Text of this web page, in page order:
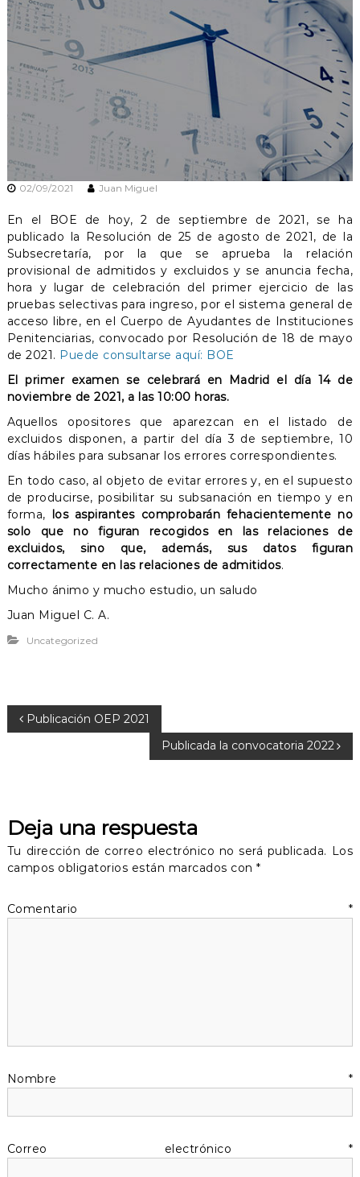
e
s
02/09/2021 Juan Miguel
En el BOE de hoy, 2 de septiembre de 2021, se ha
publicado la Resolución de 25 de agosto de 2021, de la
Subsecretaría, por la que se aprueba la relación
provisional de admitidos y excluidos y se anuncia fecha,
hora y lugar de celebración del primer ejercicio de las
pruebas selectivas para ingreso, por el sistema general de
acceso libre, en el Cuerpo de Ayudantes de Instituciones
Penitenciarias, convocado por Resolución de 18 de mayo
de 2021. Puede consultarse aquí: BOE
El primer examen se celebrará en Madrid el día 14 de
noviembre de 2021, a las 10:00 horas.
Aquellos opositores que aparezcan en el listado de
excluidos disponen, a partir del día 3 de septiembre, 10
días hábiles para subsanar los errores correspondientes.
En todo caso, al objeto de evitar errores y, en el supuesto
de producirse, posibilitar su subsanación en tiempo y en
forma, los aspirantes comprobarán fehacientemente no
solo que no figuran recogidos en las relaciones de
excluidos, sino que, además, sus datos figuran
correctamente en las relaciones de admitidos.
Mucho ánimo y mucho estudio, un saludo
Juan Miguel C. A.
Uncategorized
N
e
g
a
n
d
e
e
Publicación OEP 2021
Publicada la convocatoria 2022
Deja una respuesta
Tu dirección de correo electrónico no será publicada. Los
campos obligatorios están marcados con*
Comentario *
Nombre *
Correo electrónico *